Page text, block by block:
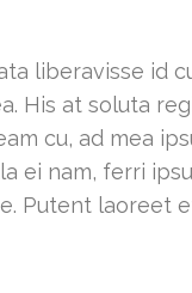
liberavisse id
His at soluta
cu, ad mea
ei nam, ferri
Putent laoreet